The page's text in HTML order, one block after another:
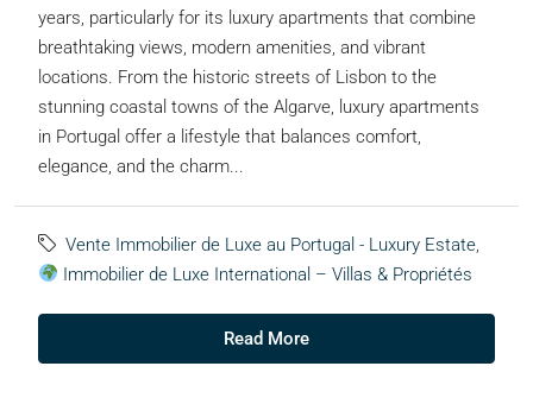
years, particularly for its luxury apartments that combine
breathtaking views, modern amenities, and vibrant
locations. From the historic streets of Lisbon to the
stunning coastal towns of the Algarve, luxury apartments
in Portugal offer a lifestyle that balances comfort,
elegance, and the charm...
Vente Immobilier de Luxe au Portugal - Luxury Estate
Immobilier de Luxe International – Villas & Propriétés
Read More